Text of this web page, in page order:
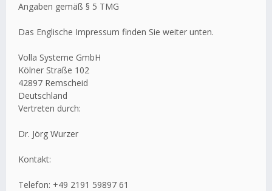
Angaben gemäß § 5 TMG
Das Englische Impressum finden Sie weiter unten.
Volla Systeme GmbH
Kölner Straße 102
42897 Remscheid
Deutschland
Vertreten durch:
Dr. Jörg Wurzer
Kontakt:
Telefon: +49 2191 59897 61